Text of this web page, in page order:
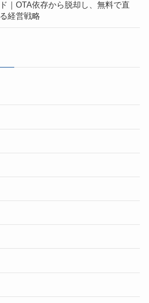
｜OTA依存から脱却し、無料で直
経営戦略